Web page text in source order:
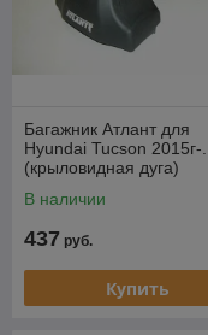
Багажник Атлант для
Hyundai Tucson 2015г-...
(крыловидная дуга)
В наличии
437 руб.
Купить